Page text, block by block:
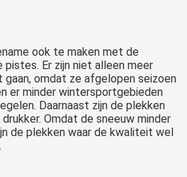
ook te maken met de
pistes. Er zijn niet alleen meer
omdat ze afgelopen seizoen
er minder wintersportgebieden
Daarnaast zijn de plekken
Omdat de sneeuw minder
de plekken waar de kwaliteit wel